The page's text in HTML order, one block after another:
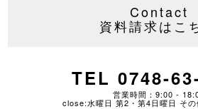
Contact
資料請求はこ
TEL 0748-
営業時間：9:00 -
close:水曜日 第2・第4日曜日 その